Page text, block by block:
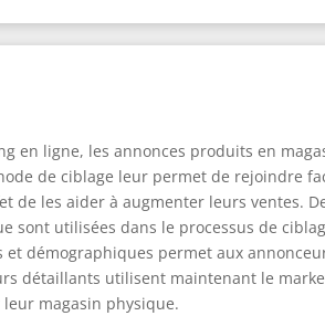
en ligne, les annonces produits en
de ciblage leur permet de rejoindre
de les aider à augmenter leurs ventes.
sont utilisées dans le processus de
et démographiques permet aux
détaillants utilisent maintenant le
magasin physique.